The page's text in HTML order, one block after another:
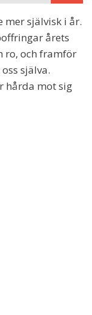
mer självisk i år.
årets
ro, och framför
själva.
hårda mot sig